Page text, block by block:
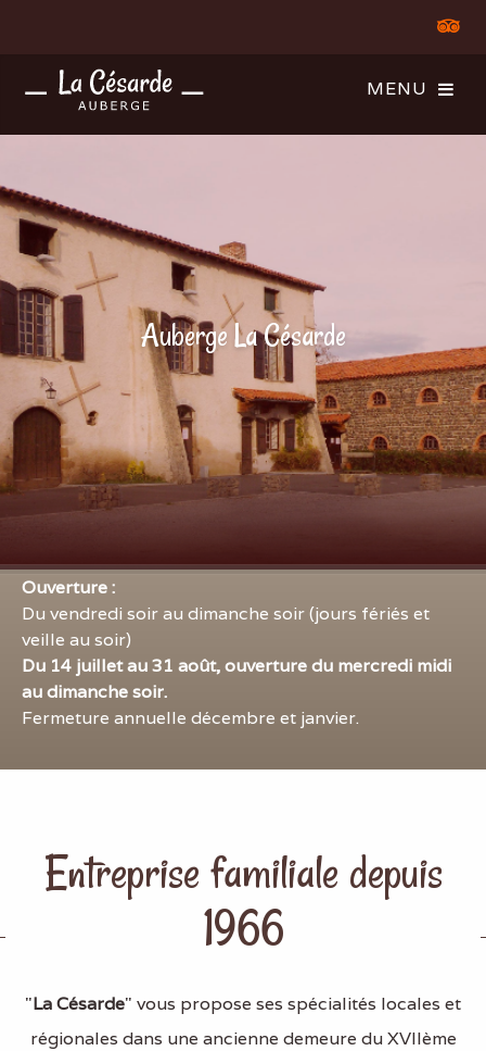
Auberge La Césarde
Ouverture :
Du vendredi soir au dimanche soir (jours fériés et
veille au soir)
Du 14 juillet au 31 août, ouverture du mercredi midi
au dimanche soir.
Fermeture annuelle décembre et janvier.
Entreprise familiale depuis
1966
"La Césarde" vous propose ses spécialités locales et
régionales dans une ancienne demeure du XVIIème